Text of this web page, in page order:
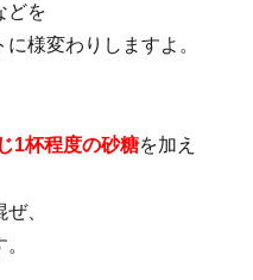
どを
様変わりしますよ。
1杯程度の砂糖を加え
、